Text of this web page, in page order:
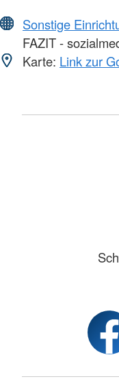
Sonstige
FAZIT -
Karte: Link zur